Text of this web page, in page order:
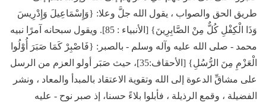
طريق الحق والصواب ، يقول الله جلَّ وعلا: {وَإِسْمَاعِيلَ وَإِدْرِيسَ
وَذَا الْكِفْلِ كُلٌّ مِنْ الصَّابِرِينَ} [الأنبياء : 85]. ويقول سبحانه آمرًا نبيه
محمد - صلى الله عليه وآله وسلم - بالصبر: {فَاصْبِرْ كَمَا صَبَرَ أُوْلُوا
الْعَزْمِ مِنَ الرُّسُلِ} [الأحقاف:35]، حيث صَبَر أولو العزم من الرسل
على مشاقِّ الدعوة إلى الله وتقوية الاعتقاد بالمبدأ والمعاد ، ونشر
الفضيلة ، وقمع الرذيلة ، فأبلوا بلاءً حسنا، إذ صبر نوح - عليه